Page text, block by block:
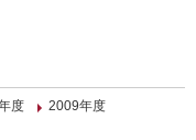
度 2009年度